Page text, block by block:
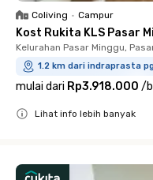
Coliving • Campur
Kost Rukita KLS Pasar
Kelurahan Pasar Minggu,
1.2 km dari indraprasta
mulai dari Rp3.918.000 /
Lihat info lebih banyak